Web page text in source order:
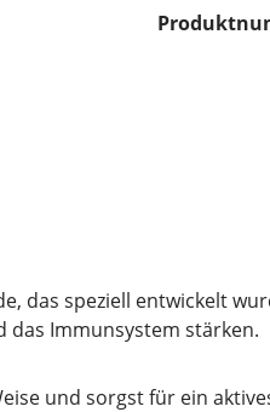
das speziell entwickelt
das Immunsystem stärken.
und sorgst für ein